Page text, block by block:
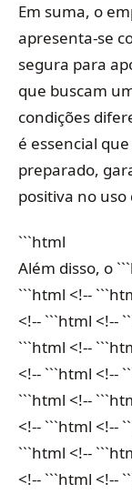
Em suma, o
apresenta-se
segura para
que buscam
condições
é essencial
preparado,
positiva no uso
```html
Além disso, o
```html <!--
<!-- ```html <!--
```html <!--
<!-- ```html <!--
```html <!--
<!-- ```html <!--
```html <!--
<!-- ```html <!--